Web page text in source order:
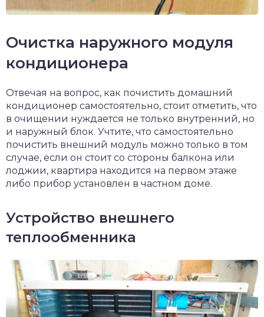
Очистка наружного модуля
кондиционера
Отвечая на вопрос, как почистить домашний
кондиционер самостоятельно, стоит отметить, что
в очищении нуждается не только внутренний, но
и наружный блок. Учтите, что самостоятельно
почистить внешний модуль можно только в том
случае, если он стоит со стороны балкона или
лоджии, квартира находится на первом этаже
либо прибор установлен в частном доме.
Устройство внешнего
теплообменника